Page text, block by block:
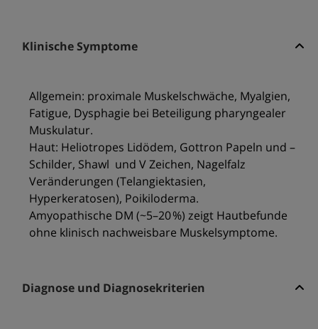
Klinische Symptome
Allgemein: proximale Muskelschwäche, Myalgien,
Fatigue, Dysphagie bei Beteiligung pharyngealer
Muskulatur.
Haut: Heliotropes Lidödem, Gottron Papeln und –
Schilder, Shawl und V Zeichen, Nagelfalz
Veränderungen (Telangiektasien,
Hyperkeratosen), Poikiloderma.
Amyopathische DM (~5–20 %) zeigt Hautbefunde
ohne klinisch nachweisbare Muskelsymptome.
Diagnose und Diagnosekriterien